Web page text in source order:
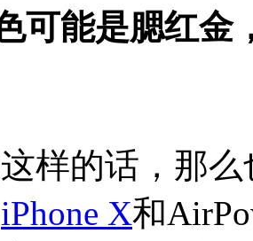
可能是腮红金
样的话，那
iPhone X和